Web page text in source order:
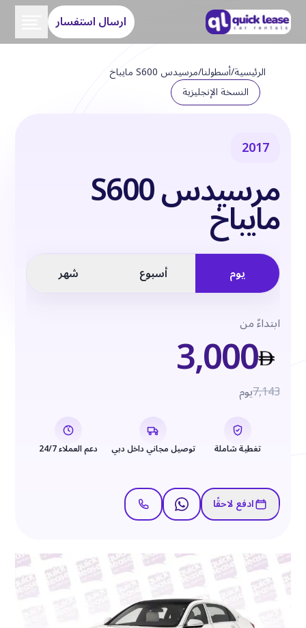
ارسال استفسار
الرئيسية/أسطولنا/مرسيدس S600 مايباخ
النسخة الإنجليزية
2017
مرسيدس S600 مايباخ
يوم أسبوع شهر
ابتداءً من3,0007,143يوم
تغطية شاملة توصيل مجاني داخل دبي دعم العملاء 24/7
ادفع لاحقًا